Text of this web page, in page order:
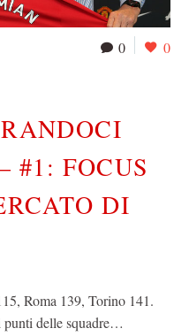
0 0
#1: FOCUS
DI
Roma 139, Torino 141.
punti delle squadre…